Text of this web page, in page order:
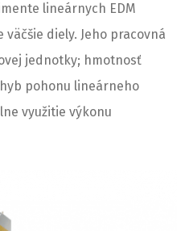
lineárnych EDM
diely. Jeho pracovná
jednotky; hmotnosť
pohonu lineárneho
využitie výkonu